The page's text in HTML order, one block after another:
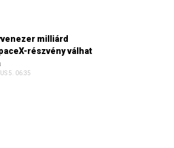
milliárd
részvény válhat
5. 06:35